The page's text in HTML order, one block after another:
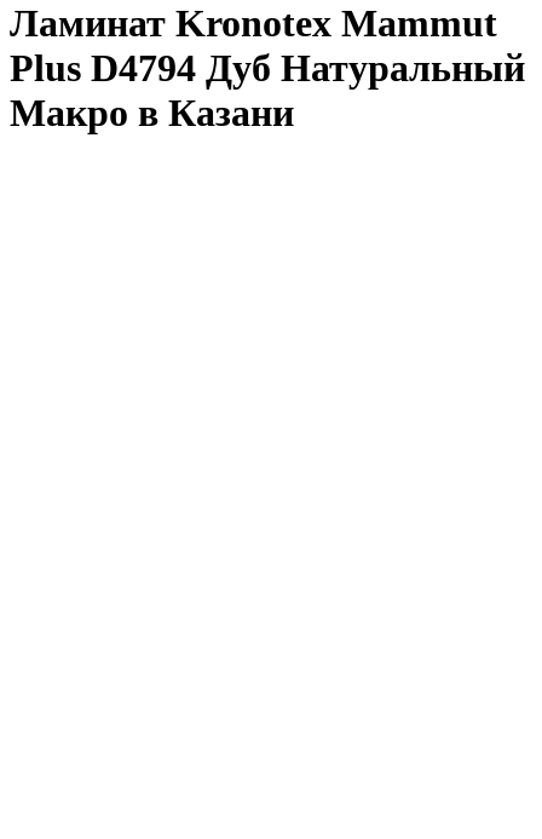
Ламинат Kronotex Mammut
Plus D4794 Дуб Натуральный
Макро в Казани